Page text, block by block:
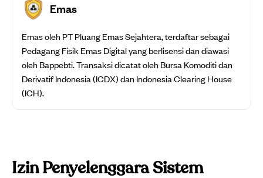
Emas
Emas oleh PT Pluang Emas Sejahtera, terdaftar sebagai
Pedagang Fisik Emas Digital yang berlisensi dan diawasi
oleh Bappebti. Transaksi dicatat oleh Bursa Komoditi dan
Derivatif Indonesia (ICDX) dan Indonesia Clearing House
(ICH).
Izin Penyelenggara Sistem